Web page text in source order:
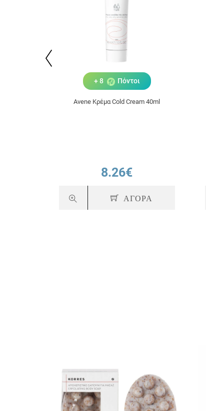
+ 8 Πόντοι
Avene Κρέμα Cold Cream 40ml
8.26€
ΑΓΟΡΑ